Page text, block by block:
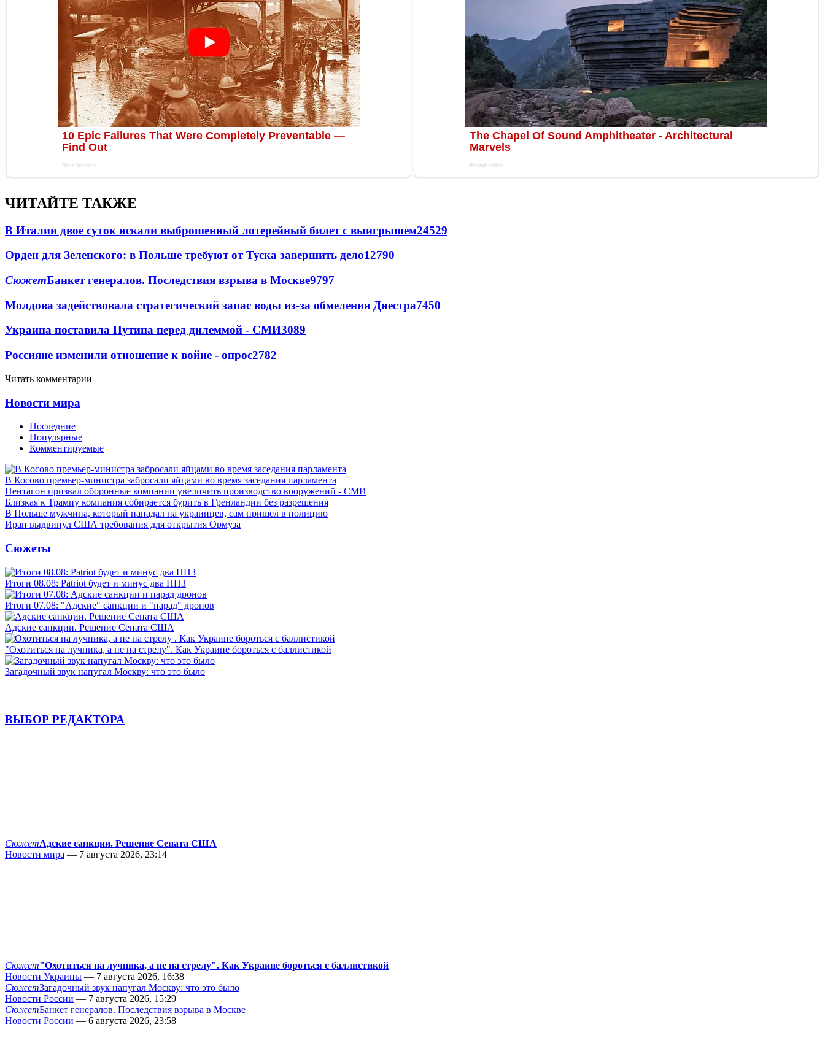
ЧИТАЙТЕ ТАКЖЕ
В Италии двое суток искали выброшенный лотерейный билет с выигрышем24529
Орден для Зеленского: в Польше требуют от Туска завершить дело12790
СюжетБанкет генералов. Последствия взрыва в Москве9797
Молдова задействовала стратегический запас воды из-за обмеления Днестра7450
Украина поставила Путина перед дилеммой - СМИ3089
Россияне изменили отношение к войне - опрос2782
Читать комментарии
Новости мира
Последние
Популярные
Комментируемые
В Косово премьер-министра забросали яйцами во время заседания парламента
Пентагон призвал оборонные компании увеличить производство вооружений - СМИ
Близкая к Трампу компания собирается бурить в Гренландии без разрешения
В Польше мужчина, который нападал на украинцев, сам пришел в полицию
Иран выдвинул США требования для открытия Ормуза
Сюжеты
Итоги 08.08: Patriot будет и минус два НПЗ
Итоги 07.08: "Адские" санкции и "парад" дронов
Адские санкции. Решение Сената США
"Охотиться на лучника, а не на стрелу". Как Украине бороться с баллистикой
Загадочный звук напугал Москву: что это было
ВЫБОР РЕДАКТОРА
СюжетАдские санкции. Решение Сената США
Новости мира — 7 августа 2026, 23:14
Сюжет"Охотиться на лучника, а не на стрелу". Как Украине бороться с баллистикой
Новости Украины — 7 августа 2026, 16:38
СюжетЗагадочный звук напугал Москву: что это было
Новости России — 7 августа 2026, 15:29
СюжетБанкет генералов. Последствия взрыва в Москве
Новости России — 6 августа 2026, 23:58